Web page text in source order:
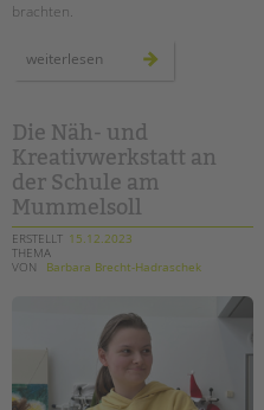
Zertfikatskurse
Seminarräume
STADTTEILARBEIT
PROFIL | LEITBILD
Bereiche im Überblick
Unsere Videos
Gesellschafter VdK
schoolcoach BTL
brachten.
weiterlesen weihnachten
Die Näh- und
Kreativwerkstatt an
der Schule am
Mummelsoll
ERSTELLT 15.12.2023
THEMA
VON
Barbara Brecht-Hadraschek